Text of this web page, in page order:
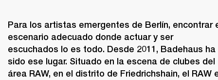
Para los artistas emergentes de Berlín, encontrar
escenario adecuado donde actuar y ser
escuchados lo es todo. Desde 2011, Badehaus ha
sido ese lugar. Situado en la escena de clubes del
área RAW, en el distrito de Friedrichshain, el RAW